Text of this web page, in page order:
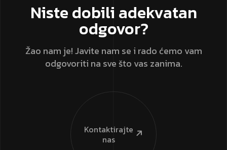
Niste dobili adekvatan
odgovor?
Žao nam je! Javite nam se i rado ćemo vam
odgovoriti na sve što vas zanima.
Kontaktirajte
nas